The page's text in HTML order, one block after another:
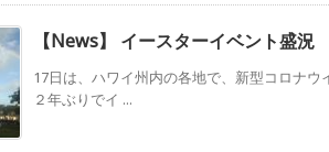
【News】 イースターイベント盛況
17日は、ハワイ州内の各地で、新型コロナウ
２年ぶりでイ ...